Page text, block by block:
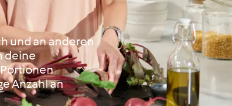
und an anderen
deine
Anzahl an